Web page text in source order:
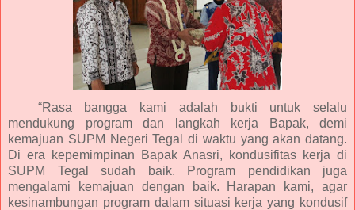
“Rasa bangga kami adalah bukti untuk selalu
mendukung program dan langkah kerja Bapak, demi
kemajuan SUPM Negeri Tegal di waktu yang akan datang.
Di era kepemimpinan Bapak Anasri, kondusifitas kerja di
SUPM Tegal sudah baik. Program pendidikan juga
mengalami kemajuan dengan baik. Harapan kami, agar
kesinambungan program dalam situasi kerja yang kondusif